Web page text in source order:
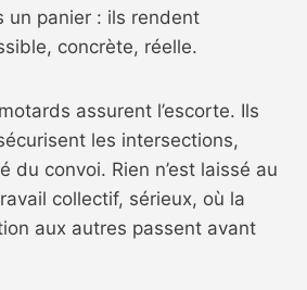
un panier : ils rendent
concrète, réelle.
assurent l’escorte. Ils
les intersections,
du convoi. Rien n’est laissé au
collectif, sérieux, où la
aux autres passent avant